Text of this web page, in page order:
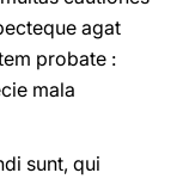
agat
probate :
mala
sunt, qui